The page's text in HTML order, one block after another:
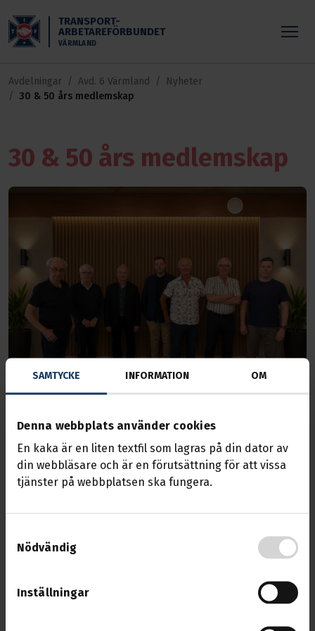
SAMTYCKE INFORMATION OM
Denna webbplats använder cookies
En kaka är en liten textfil som lagras på din dator av
din webbläsare och är en förutsättning för att vissa
tjänster på webbplatsen ska fungera.
Nödvändig
Inställningar
TRANSPORT-
ARBETAREFÖRBUNDET
VÄRMLAND
Avdelningar Avd. 6 Värmland
Nyheter
30 & 50 års medlemskap
30 & 50 års medlemskap
Med på bilden är Sune, Ingvar, Per, Niclas, Lars, Lennart och
Nyhet 01 juni 2026
medlemskap i Transport.
Under ett halvt sekel har ni varit en del av
den fackliga gemenskap som skapar styrka,